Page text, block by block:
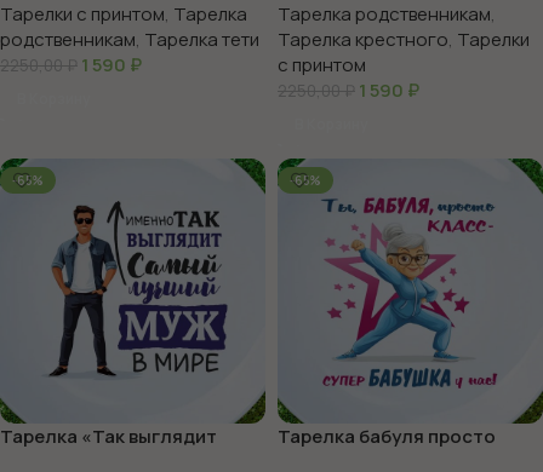
Тарелки с принтом, Тарелка
родственникам, Тарелка тети
2250,00₽ 1 590 ₽
Тарелка родственникам,
Тарелка крестного, Тарелки
с принтом
2250,00₽ 1 590 ₽
-65%
Тарелка «Так выглядит
-65%
Тарелка бабуля просто